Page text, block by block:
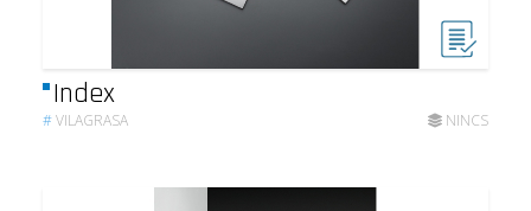
Index
#VILAGRASA NINCS